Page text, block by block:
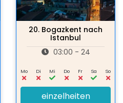
20. Bogazkent nach
Istanbul
03:00 - 24
Mo Di Mi Do Fr Sa So
einzelheiten